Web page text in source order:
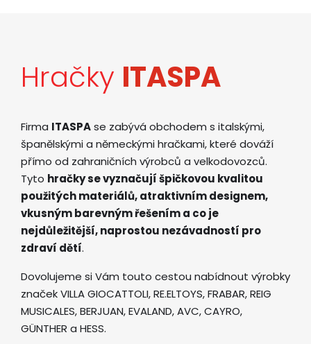
Hračky ITASPA
Firma ITASPAse zabývá obchodem s italskými,
španělskými a německými hračkami, které dováží
přímo od zahraničních výrobců a velkodovozců.
Tyto hračky se vyznačují špičkovou kvalitou
použitých materiálů, atraktivním designem,
vkusným barevným řešením a co je
nejdůležitější, naprostou nezávadností pro
zdraví dětí.
Dovolujeme si Vám touto cestou nabídnout výrobky
značek VILLA GIOCATTOLI, RE.ELTOYS, FRABAR, REIG
MUSICALES, BERJUAN, EVALAND, AVC, CAYRO,
GÜNTHER a HESS.